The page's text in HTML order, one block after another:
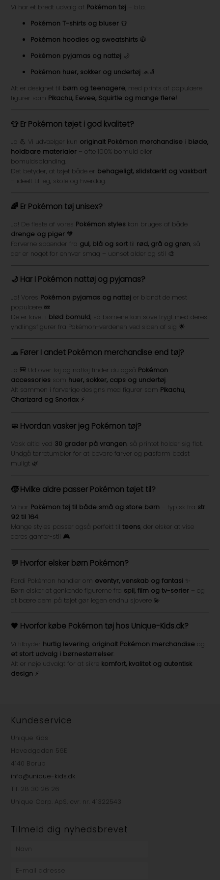
Vi har et bredt udvalg af Pokémon tøj – bl.a.
Pokémon T-shirts og bluser 👕
Pokémon hoodies og sweatshirts 🧥
Pokémon pyjamas og nattøj 🌙
Pokémon huer, sokker og undertøj 🧢🧦
Alt er designet til børn og teenagere, med prints af populære
figurer som Pikachu, Eevee, Squirtle og mange flere!
👕 Er Pokémon tøjet i god kvalitet?
Ja 💪 Vi udvælger kun originalt Pokémon merchandise i bløde,
holdbare materialer – ofte 100% bomuld eller
bomuldsblanding.
Det betyder, at tøjet både er behageligt, slidstærkt og vaskbart
– ideelt til leg, skole og hverdag.
🌈 Er Pokémon tøj unisex?
Ja! De fleste af vores Pokémon styles kan bruges af både
drenge og piger 🧡
Farverne spænder fra gul, blå og sort til rød, grå og grøn, så
der er noget for enhver smag – uanset alder og stil 🎨
🌙 Har I Pokémon nattøj og pyjamas?
Ja! Vores Pokémon pyjamas og nattøj er blandt de mest
populære 💤
De er lavet i blød bomuld, så børnene kan sove trygt med deres
yndlingsfigurer fra Pokémon-verdenen ved siden af sig 🌟
🧢 Fører I andet Pokémon merchandise end tøj?
Ja 🎒 Ud over tøj og nattøj finder du også Pokémon
accessories som huer, sokker, caps og undertøj
Alt sammen i farverige designs med figurer som Pikachu,
Charizard og Snorlax ⚡
🧼 Hvordan vasker jeg Pokémon tøj?
Vask altid ved 30 grader på vrangen, så printet holder sig flot.
Undgå tørretumbler for at bevare farver og pasform bedst
muligt 🌿
🧒 Hvilke aldre passer Pokémon tøjet til?
Vi har Pokémon tøj til både små og store børn – typisk fra str.
92 til 164
Mange styles passer også perfekt tilteens, der elsker at vise
deres gamer-stil 🎮
💬 Hvorfor elsker børn Pokémon?
Fordi Pokémon handler om eventyr, venskab og fantasi
Børn elsker at genkende figurerne fra spil, film og tv-serier – og
at bære dem på tøjet gør legen endnu sjovere 💫
🧡 Hvorfor købe Pokémon tøj hos Unique-Kids.dk?
Vi tilbyder hurtig levering, originalt Pokémon merchandise og
et stort udvalg i børnestørrelser
Alt er nøje udvalgt for at sikre komfort, kvalitet og autentisk
design ⚡
Kundeservice
Unique Kids
Hovedgaden 56E
4140 Borup
info@unique-kids.dk
Tlf. 28 30 26 26
Unique Corp. ApS, cvr. nr. 41322543
Tilmeld dig nyhedsbrevet